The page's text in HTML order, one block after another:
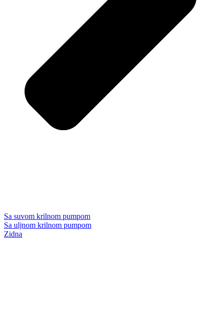
Sa suvom krilnom pumpom
Sa uljnom krilnom pumpom
Zidna